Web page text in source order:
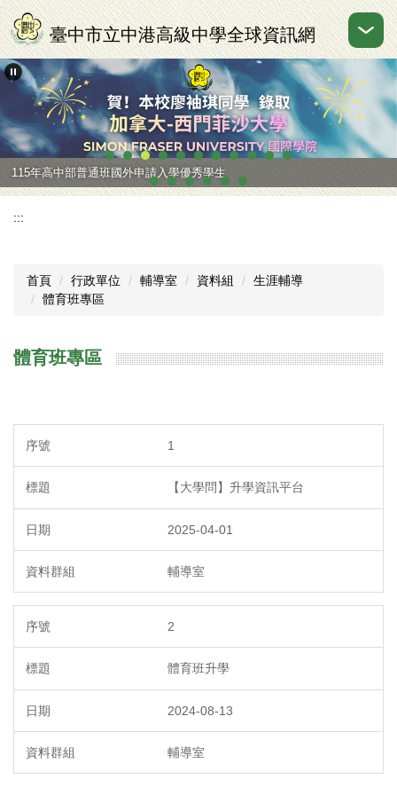
跳
到
主
要
區
臺中市立中港高級中學全球資訊網
115年高中部普通班國外申請入學優秀學生
:::
首頁 行政單位 輔導室 資料組
生涯輔導
體育班專區
體育班專區
1
【大學問】升學資訊平台
2025-04-01
輔導室
2
體育班升學
2024-08-13
輔導室